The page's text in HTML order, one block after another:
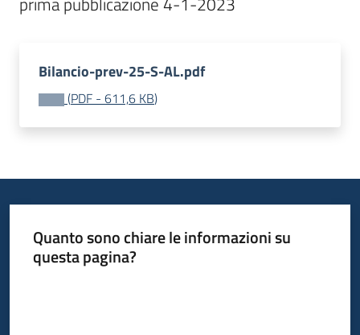
Bilancio-prev-25-S-AL.pdf
(PDF - 611,6 KB)
Quanto sono chiare le informazioni su
questa pagina?